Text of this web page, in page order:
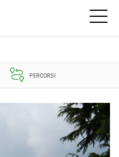
PERCORSI